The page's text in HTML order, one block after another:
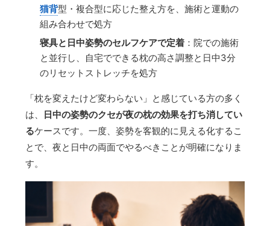
猫背型・複合型に応じた整え方を、施術と運動の
組み合わせで処方
寝具と日中姿勢のセルフケアで定着 ：院での施術
と並行し、自宅でできる枕の高さ調整と日中3分
のリセットストレッチを処方
「枕を変えたけど変わらない」と感じている方の多く
は、 日中の姿勢のクセが夜の枕の効果を打ち消してい
るケースです。一度、姿勢を客観的に見える化するこ
とで、夜と日中の両面でやるべきことが明確になりま
す。